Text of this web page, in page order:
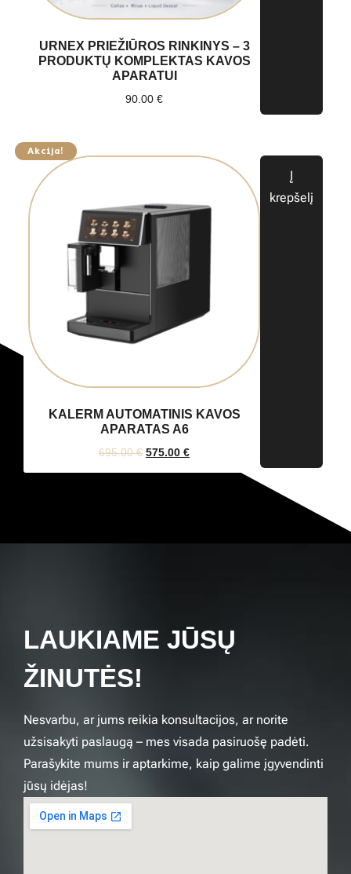
URNEX PRIEŽIŪROS RINKINYS – 3
PRODUKTŲ KOMPLEKTAS KAVOS
APARATUI
90.00 €
Akcija!
KALERM AUTOMATINIS KAVOS
APARATAS A6
695.00€ 575.00 €
Į
krepšelį
LAUKIAME JŪSŲ
ŽINUTĖS!
Nesvarbu, ar jums reikia konsultacijos, ar norite
užsisakyti paslaugą – mes visada pasiruošę padėti.
Parašykite mums ir aptarkime, kaip galime įgyvendinti
jūsų idėjas!